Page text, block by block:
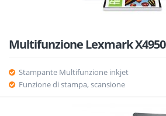
Multifunzione Lexmark X4950
Stampante Multifunzione inkjet
Funzione di stampa, scansione